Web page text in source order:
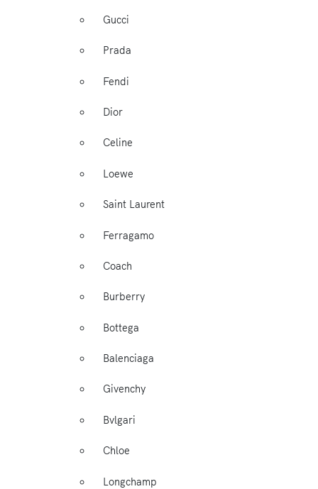
Gucci
Prada
Fendi
Dior
Celine
Loewe
Saint Laurent
Ferragamo
Coach
Burberry
Bottega
Balenciaga
Givenchy
Bvlgari
Chloe
Longchamp